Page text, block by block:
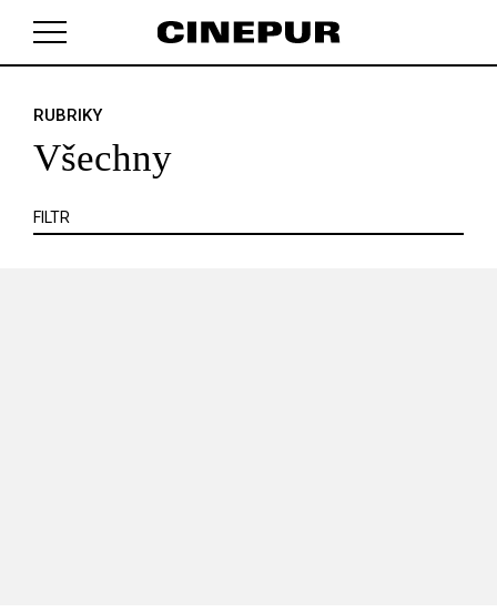
RUBRIKY
Všechny
FILTR
KRITIKA MIMO KINO POJEM PORTRÉT